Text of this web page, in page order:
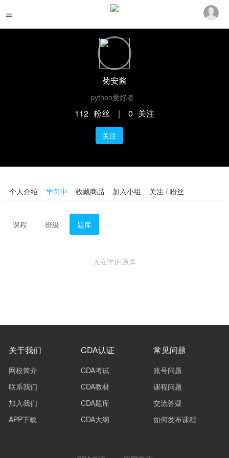
菊安酱
python爱好者
112 粉丝 ｜ 0 关注
关注
个人介绍 学习中 收藏商品 加入小组 关注 / 粉丝
课程 班级 题库
无在学的题库
关于我们
网校简介
联系我们
加入我们
APP下载
CDA认证
CDA考试
CDA教材
CDA题库
CDA大纲
常见问题
账号问题
课程问题
交流答疑
如何发布课程